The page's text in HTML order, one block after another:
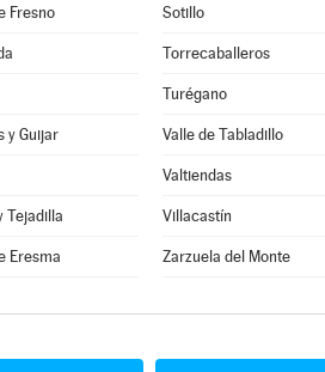
Fresno Sotillo
Torrecaballeros
Turégano
y Guijar Valle de Tabladillo
Valtiendas
Tejadilla Villacastín
Eresma Zarzuela del Monte